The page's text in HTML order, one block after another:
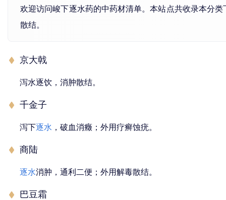
欢迎访问峻下逐水药的中药材清单。本站点共收录本分
散结。
京大戟
泻水逐饮，消肿散结。
千金子
泻下逐水 ，破血消癥；外用疗癣蚀疣。
商陆
逐水消肿，通利二便；外用解毒散结。
巴豆霜